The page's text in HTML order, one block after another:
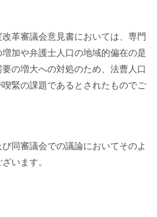
革審議会意見書においては、専門
加や弁護士人口の地域的偏在の是
の増大への対処のため、法曹人口
緊の課題であるとされたものでご
同審議会での議論においてそのよ
います。